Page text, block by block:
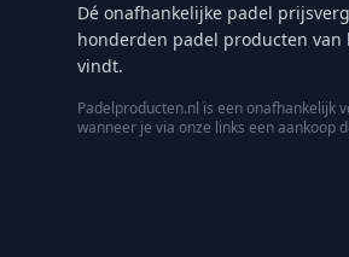
Dé onafhankelijke padel
honderden padel producten
vindt.
Padelproducten.nl is een onafhankelijk
wanneer je via onze links een aankoop